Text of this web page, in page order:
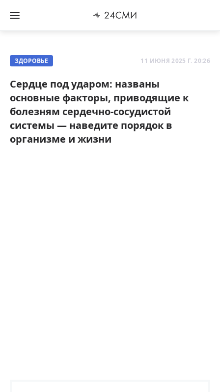
ЗДОРОВЬЕ 11 ИЮНЯ 2025 Г. 20:26
Сердце под ударом: названы
основные факторы, приводящие к
болезням сердечно-сосудистой
системы — наведите порядок в
организме и жизни